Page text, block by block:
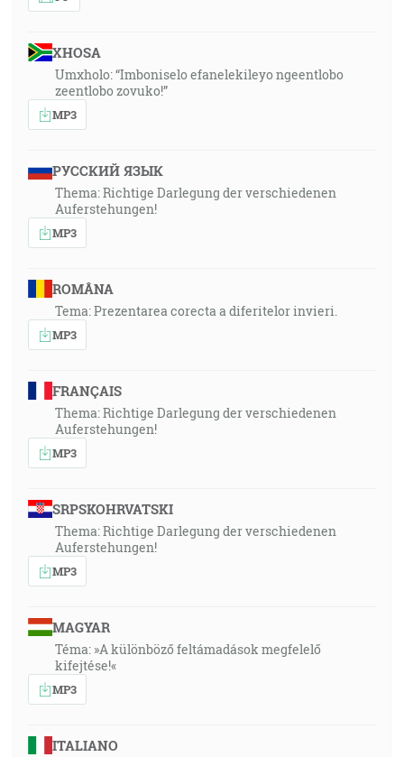
XHOSA
Umxholo: “Imboniselo efanelekileyo ngeentlobo
zeentlobo zovuko!”
MP3
РУССКИЙ ЯЗЫК
Thema: Richtige Darlegung der verschiedenen
Auferstehungen!
MP3
ROMÂNA
Tema: Prezentarea corecta a diferitelor invieri.
MP3
FRANÇAIS
Thema: Richtige Darlegung der verschiedenen
Auferstehungen!
MP3
SRPSKOHRVATSKI
Thema: Richtige Darlegung der verschiedenen
Auferstehungen!
MP3
MAGYAR
Téma: »A különböző feltámadások megfelelő
kifejtése!«
MP3
ITALIANO